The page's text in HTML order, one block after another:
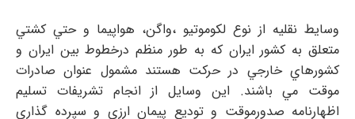
وسايط نقليه از نوع لكوموتيو ،‌واگن، هواپيما و حتي كشتي
متعلق به كشور ايران كه به طور منظم درخطوط بين ايران و
كشورهاي خارجي در حركت هستند مشمول عنوان صادرات
موقت مي باشند. اين وسايل از انجام تشريفات تسليم
اظهارنامه صدورموقت و توديع پيمان ارزي و سپرده گذاري